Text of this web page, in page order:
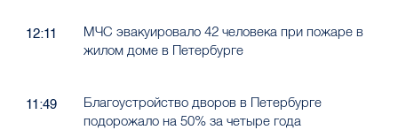
12:11
МЧС эвакуировало 42 человека при пожаре в
жилом доме в Петербурге
11:49
Благоустройство дворов в Петербурге
подорожало на 50% за четыре года